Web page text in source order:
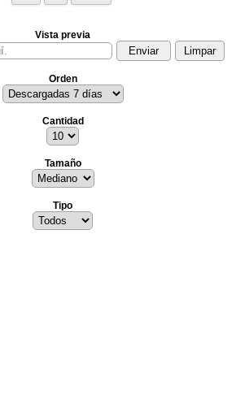
Vista previa
Orden
Cantidad
Tamaño
Tipo